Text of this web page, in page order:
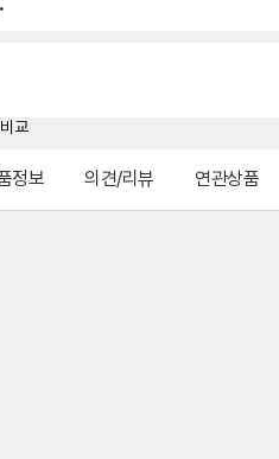
정보 의견/리뷰 연관상품